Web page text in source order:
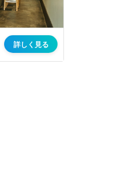
詳しく見る